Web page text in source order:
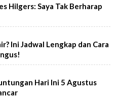
Hilgers: Saya Tak Berharap
Ini Jadwal Lengkap dan Cara
Hari Ini 5 Agustus